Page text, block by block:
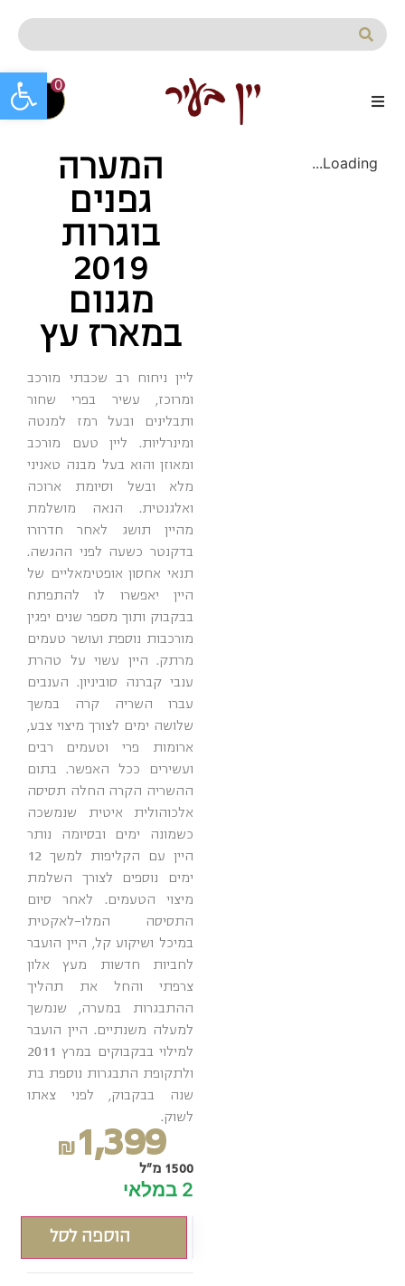
0
Loading... המערה
גפנים
בוגרות
2019
מגנום
במארז עץ
ליין ניחוח רב שכבתי מורכב
ומרוכז, עשיר בפרי שחור
ותבלינים ובעל רמז למנטה
ומינרליות. ליין טעם מורכב
ומאוזן והוא בעל מבנה טאניני
מלא ובשל וסיומת ארוכה
ואלגנטית. הנאה מושלמת
מהיין תושג לאחר חדרורו
בדקנטר כשעה לפני ההגשה.
תנאי אחסון אופטימאליים של
היין יאפשרו לו להתפתח
בבקבוק ותוך מספר שנים יפגין
מורכבות נוספת ועושר טעמים
מרתק. היין עשוי על טהרת
ענבי קברנה סוביניון. הענבים
עברו השריה קרה במשך
שלושה ימים לצורך מיצוי צבע,
ארומות פרי וטעמים רבים
ועשירים ככל האפשר. בתום
ההשריה הקרה החלה תסיסה
אלכוהולית איטית שנמשכה
כשמונה ימים ובסיומה נותר
היין עם הקליפות למשך 12
ימים נוספים לצורך השלמת
מיצוי הטעמים. לאחר סיום
התסיסה המלו-לאקטית
במיכל ושיקוע קל, היין הועבר
לחביות חדשות מעץ אלון
צרפתי והחל את תהליך
ההתבגרות במערה, שנמשך
למעלה משנתיים. היין הועבר
למילוי בבקבוקים במרץ 2011
ולתקופת התבגרות נוספת בת
שנה בבקבוק, לפני צאתו
לשוק.
₪1,399
1500 מ"ל
2 במלאי
הוספה לסל
פתח